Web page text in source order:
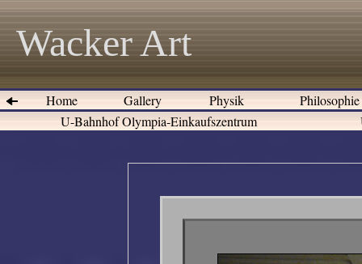
Wacker Art
Home Gallery Physik
U-Bahnhof Olympia-Einkaufszentrum